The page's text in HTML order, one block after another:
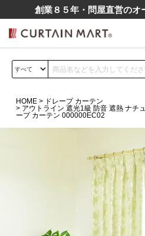
創業８５年・問屋直営のオ
HOME
ドレープ カーテン
アウトライン 遮光1級 防音 遮熱 ナチ
ープ カーテン 000000EC02